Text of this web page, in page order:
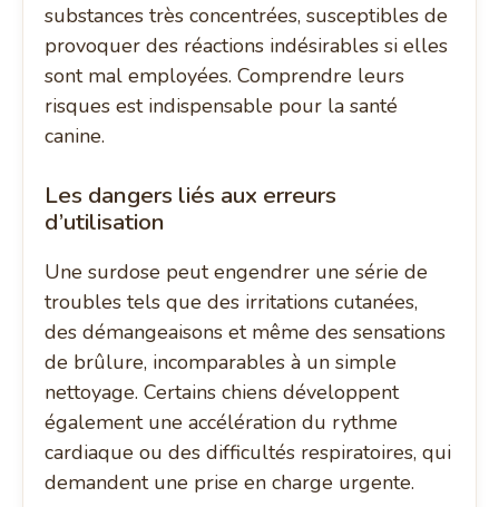
substances très concentrées, susceptibles de
provoquer des réactions indésirables si elles
sont mal employées. Comprendre leurs
risques est indispensable pour la santé
canine.
Les dangers liés aux erreurs
d’utilisation
Une surdose peut engendrer une série de
troubles tels que des irritations cutanées,
des démangeaisons et même des sensations
de brûlure, incomparables à un simple
nettoyage. Certains chiens développent
également une accélération du rythme
cardiaque ou des difficultés respiratoires, qui
demandent une prise en charge urgente.